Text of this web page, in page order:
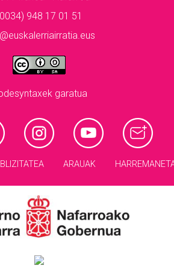
948 17 01 51
garatua
ARAUAK